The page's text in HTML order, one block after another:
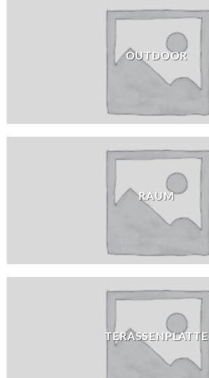
OUTDOOR
RAUM
TERASSENPLATTE